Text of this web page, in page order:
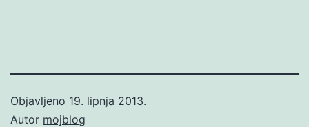
Objavljeno 19. lipnja 2013.
Autor mojblog